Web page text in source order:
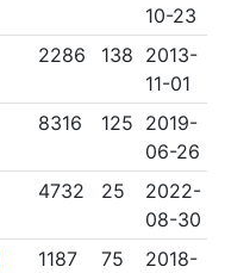
10-23
2286 138 2013-
11-01
8316 125 2019-
06-26
4732 25
2022-
08-30
1187 75
2018-